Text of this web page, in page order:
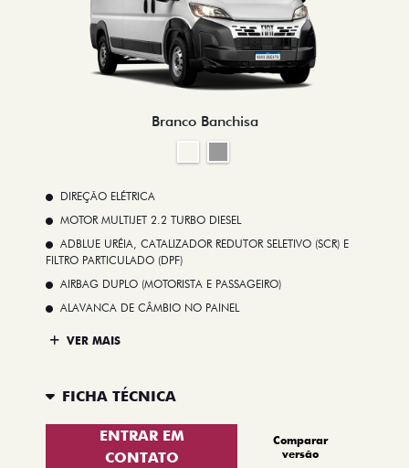
Branco Banchisa
DIREÇÃO ELÉTRICA
MOTOR MULTIJET 2.2 TURBO DIESEL
ADBLUE URÉIA, CATALIZADOR REDUTOR SELETIVO (SCR) E
FILTRO PARTICULADO (DPF)
AIRBAG DUPLO (MOTORISTA E PASSAGEIRO)
ALAVANCA DE CÂMBIO NO PAINEL
VER MAIS
FICHA TÉCNICA
ENTRAR EM
CONTATO
Comparar
versão